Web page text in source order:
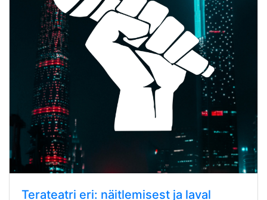
Terateatri eri: näitlemisest ja laval